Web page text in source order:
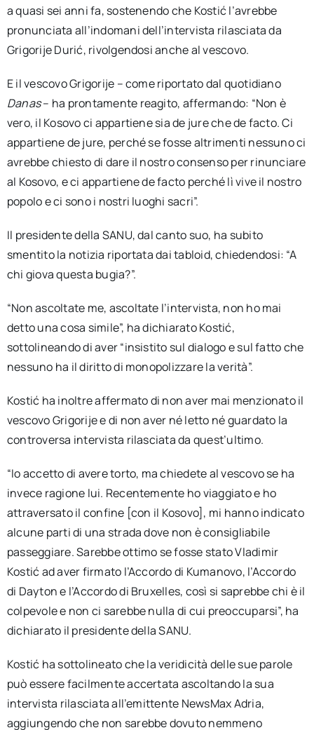
a quasi sei anni fa, sostenendo che Kostić l’avrebbe
pronunciata all’indomani dell’intervista rilasciata da
Grigorije Durić, rivolgendosi anche al vescovo.
E il vescovo Grigorije – come riportato dal quotidiano
Danas– ha prontamente reagito, affermando: “Non è
vero, il Kosovo ci appartiene sia de jure che de facto. Ci
appartiene de jure, perché se fosse altrimenti nessuno ci
avrebbe chiesto di dare il nostro consenso per rinunciare
al Kosovo, e ci appartiene de facto perché lì vive il nostro
popolo e ci sono i nostri luoghi sacri”.
Il presidente della SANU, dal canto suo, ha subito
smentito la notizia riportata dai tabloid, chiedendosi: “A
chi giova questa bugia?”.
“Non ascoltate me, ascoltate l’intervista, non ho mai
detto una cosa simile”, ha dichiarato Kostić,
sottolineando di aver “insistito sul dialogo e sul fatto che
nessuno ha il diritto di monopolizzare la verità”.
Kostić ha inoltre affermato di non aver mai menzionato il
vescovo Grigorije e di non aver né letto né guardato la
controversa intervista rilasciata da quest’ultimo.
“Io accetto di avere torto, ma chiedete al vescovo se ha
invece ragione lui. Recentemente ho viaggiato e ho
attraversato il confine [con il Kosovo], mi hanno indicato
alcune parti di una strada dove non è consigliabile
passeggiare. Sarebbe ottimo se fosse stato Vladimir
Kostić ad aver firmato l’Accordo di Kumanovo, l’Accordo
di Dayton e l’Accordo di Bruxelles, così si saprebbe chi è il
colpevole e non ci sarebbe nulla di cui preoccuparsi”, ha
dichiarato il presidente della SANU.
Kostić ha sottolineato che la veridicità delle sue parole
può essere facilmente accertata ascoltando la sua
intervista rilasciata all’emittente NewsMax Adria,
aggiungendo che non sarebbe dovuto nemmeno